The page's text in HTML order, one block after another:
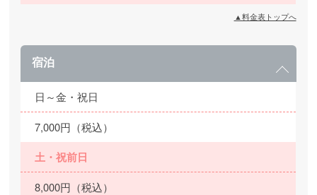
▲料金表トップへ
宿泊
日～金・祝日
7,000円（税込）
土・祝前日
8,000円（税込）